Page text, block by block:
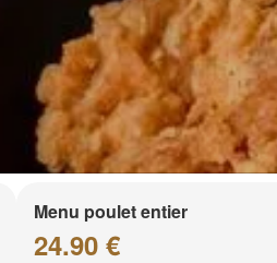
Menu poulet entier
24.90 €